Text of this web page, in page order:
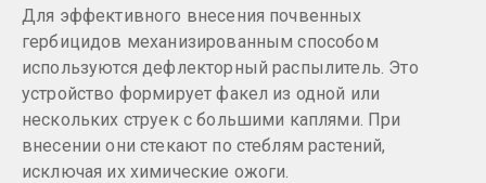
Для эффективного внесения почвенных
гербицидов механизированным способом
используются дефлекторный распылитель. Это
устройство формирует факел из одной или
нескольких струек с большими каплями. При
внесении они стекают по стеблям растений,
исключая их химические ожоги.